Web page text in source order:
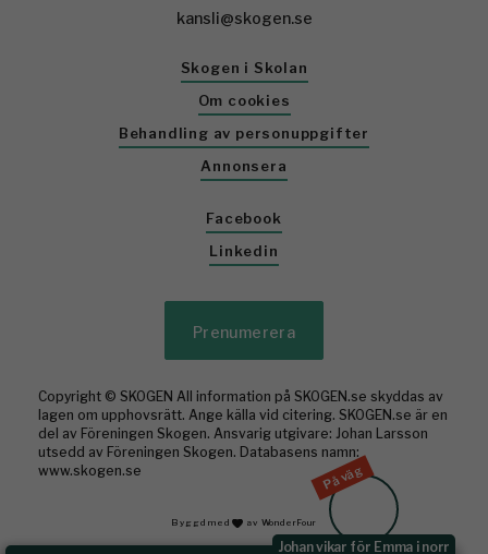
På väg
Johan vikar för Emma i norr
kansli@skogen.se
Skogen i Skolan
Om cookies
Behandling av personuppgifter
Annonsera
Facebook
Linkedin
Prenumerera
Copyright © SKOGEN All information på SKOGEN.se skyddas av
lagen om upphovsrätt. Ange källa vid citering. SKOGEN.se är en
del av Föreningen Skogen. Ansvarig utgivare: Johan Larsson
utsedd av Föreningen Skogen. Databasens namn:
www.skogen.se
Byggd med av WonderFour